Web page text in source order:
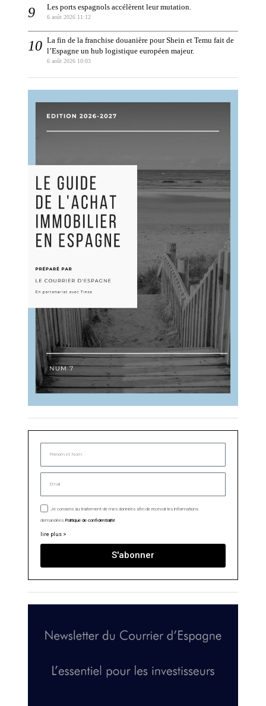
Les ports espagnols accélèrent leur mutation.
6 août 2026 11:12
La fin de la franchise douanière pour Shein et Temu fait de
l’Espagne un hub logistique européen majeur.
6 août 2026 10:03
Je consens au traitement de mes données afin de recevoir les informations
demandées. Politique de confidentialité
lire plus >
S'abonner